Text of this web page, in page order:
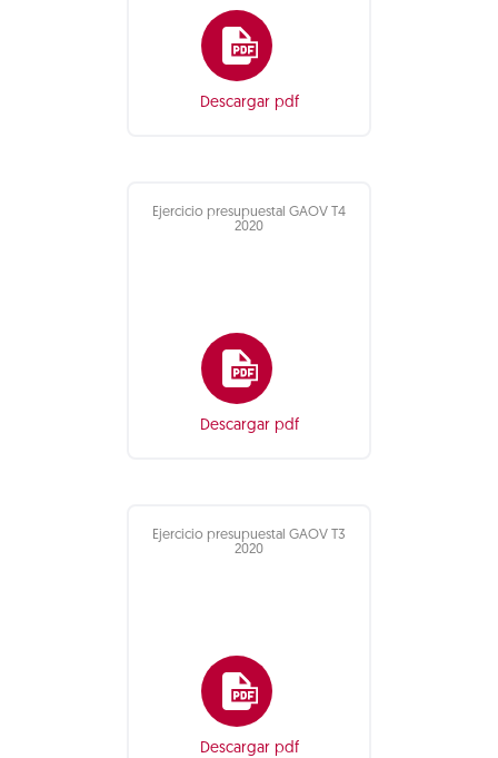
Descargar pdf
Ejercicio presupuestal GAOV T4
2020
Descargar pdf
Ejercicio presupuestal GAOV T3
2020
Descargar pdf